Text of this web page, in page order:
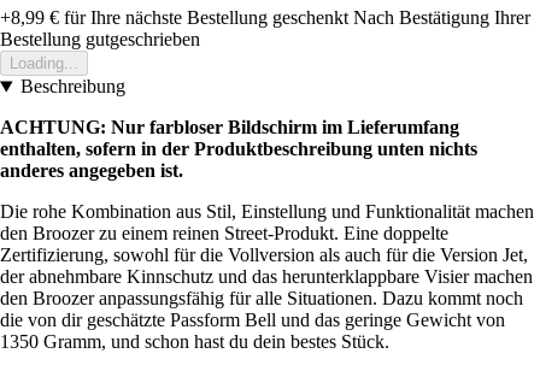
+8,99 € für Ihre nächste Bestellung geschenkt Nach Bestätigung Ihrer
Bestellung gutgeschrieben
Loading...
Beschreibung
ACHTUNG: Nur farbloser Bildschirm im Lieferumfang
enthalten, sofern in der Produktbeschreibung unten nichts
anderes angegeben ist.
Die rohe Kombination aus Stil, Einstellung und Funktionalität machen
den Broozer zu einem reinen Street-Produkt. Eine doppelte
Zertifizierung, sowohl für die Vollversion als auch für die Version Jet,
der abnehmbare Kinnschutz und das herunterklappbare Visier machen
den Broozer anpassungsfähig für alle Situationen. Dazu kommt noch
die von dir geschätzte Passform Bell und das geringe Gewicht von
1350 Gramm, und schon hast du dein bestes Stück.